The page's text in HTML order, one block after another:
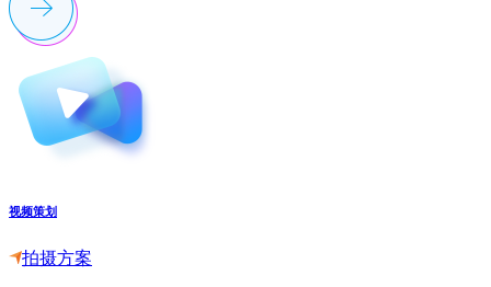
视频策划
拍摄方案